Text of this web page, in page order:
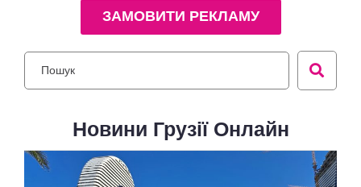
ЗАМОВИТИ РЕКЛАМУ
Новини Грузії Онлайн